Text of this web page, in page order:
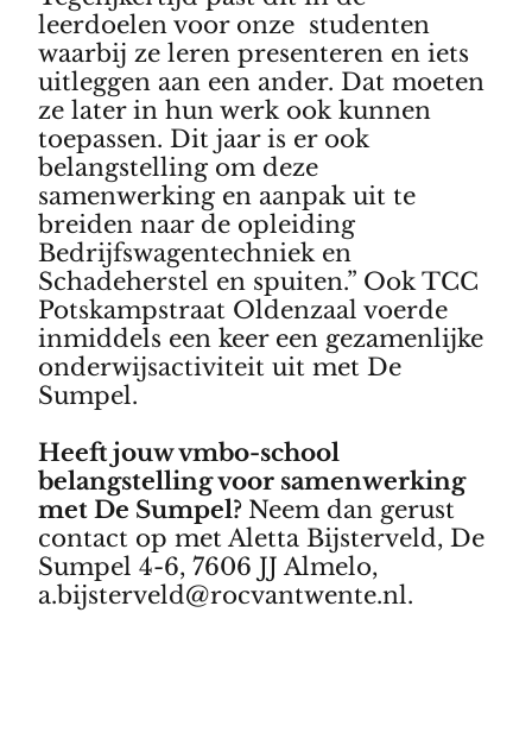
leerdoelen voor onze studenten
waarbij ze leren presenteren en iets
uitleggen aan een ander. Dat moeten
ze later in hun werk ook kunnen
toepassen. Dit jaar is er ook
belangstelling om deze
samenwerking en aanpak uit te
breiden naar de opleiding
Bedrijfswagentechniek en
Schadeherstel en spuiten.” Ook TCC
Potskampstraat Oldenzaal voerde
inmiddels een keer een gezamenlijke
onderwijsactiviteit uit met De
Sumpel.
Heeft jouw vmbo-school
belangstelling voor samenwerking
met De Sumpel? Neem dan gerust
contact op met Aletta Bijsterveld, De
Sumpel 4-6, 7606 JJ Almelo,
a.bijsterveld@rocvantwente.nl.